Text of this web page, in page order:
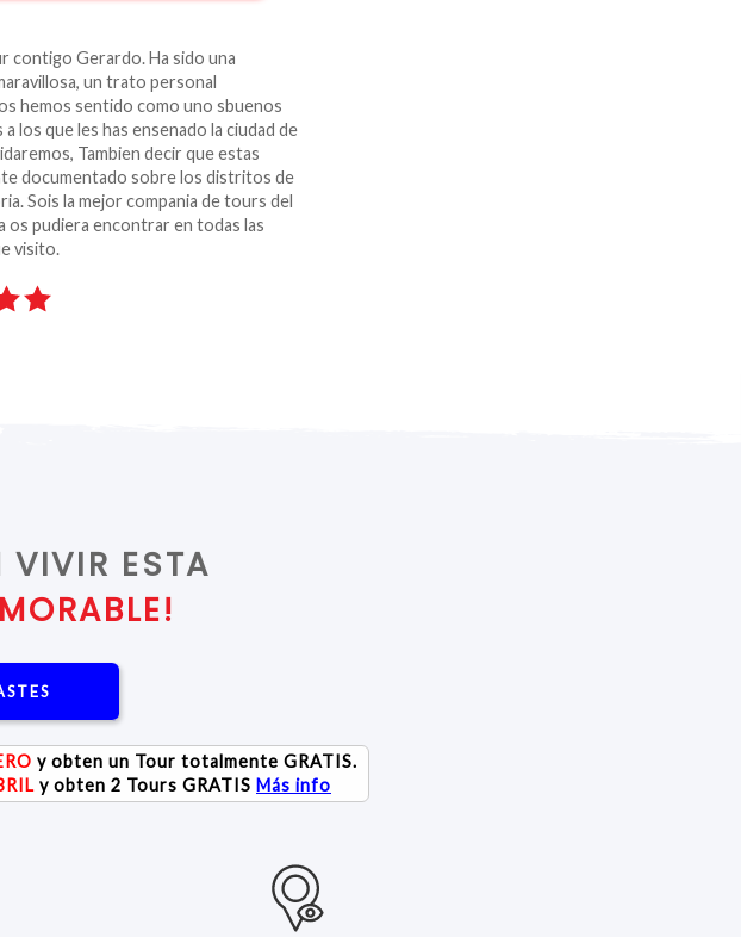
contigo Gerardo. Ha sido una
un trato personal
hemos sentido como uno sbuenos
los que les has ensenado la ciudad de
Tambien decir que estas
documentado sobre los distritos de
Sois la mejor compania de tours del
os pudiera encontrar en todas las
visito.
VIVIR ESTA
y obten un Tour totalmente GRATIS.
y obten 2 Tours GRATIS Más info